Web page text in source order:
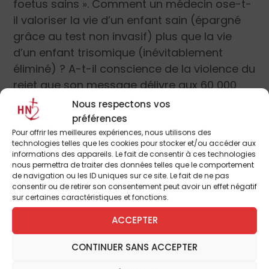
Nous respectons vos
préférences
Pour offrir les meilleures expériences, nous utilisons des
technologies telles que les cookies pour stocker et/ou accéder aux
informations des appareils. Le fait de consentir à ces technologies
nous permettra de traiter des données telles que le comportement
de navigation ou les ID uniques sur ce site. Le fait de ne pas
consentir ou de retirer son consentement peut avoir un effet négatif
sur certaines caractéristiques et fonctions.
ACCEPTER
CONTINUER SANS ACCEPTER
foetus sains ». Comment un médecin ose-t-
il valoriser la vie d’un enfant sain (épargné
grâce au test non invasif) plus que la vie
d’un enfant trisomique (inévitablement
éliminé) ? A-t-il conscience de la violence du
rejet que son message délivre aux 60 000
personnes atteintes de trisomie en France et
à leur famille ?
Je dénonce ces propos chargés de
discrimination qui vont conduire à aggraver
l’élimination en masse, déjà en cours, des
enfants trisomiques avant leur naissance.
Israël Nisand connait bien la situation de la
France, pays leader en matière d’eugénisme.
Il l’a souvent exposée. Ainsi dans un